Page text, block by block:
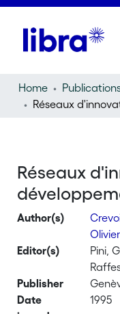
Home
Réseaux
Author(s)
Olivier
Editor(s)
Pini, G
Publisher
Date
1995